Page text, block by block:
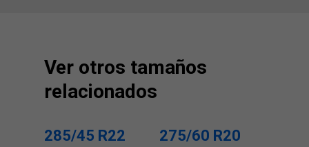
Ver otros tamaños
relacionados
285/45 R22 275/60 R20